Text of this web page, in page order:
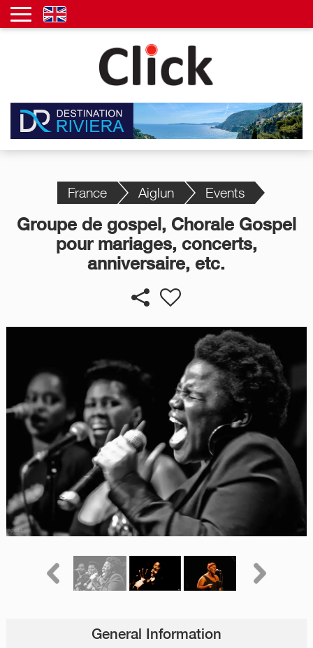
France Aiglun Events
Groupe de gospel, Chorale Gospel
pour mariages, concerts,
anniversaire, etc.
General Information